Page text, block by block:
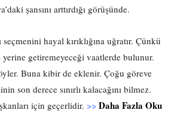
şansını arttırdığı görüşünde.
hayal kırıklığına uğratır. Çünkü
yerine getiremeyeceği vaatlerde bulunur.
Buna kibir de eklenir. Çoğu göreve
son derece sınırlı kalacağını bilmez.
için geçerlidir. >> Daha Fazla Oku